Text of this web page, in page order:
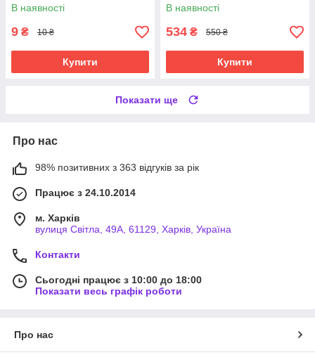
В наявності
9 ₴ 10 ₴
Купити
В наявності
534 ₴ 550 ₴
Купити
Показати ще
Про нас
98% позитивних з 363 відгуків за рік
Працює з 24.10.2014
м. Харків
вулиця Світла, 49А, 61129, Харків, Україна
Контакти
Сьогодні працює з 10:00 до 18:00
Показати весь графік роботи
Про нас